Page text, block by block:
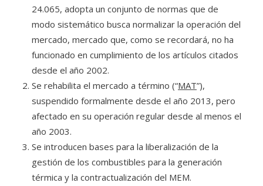
24.065, adopta un conjunto de normas que de
modo sistemático busca normalizar la operación del
mercado, mercado que, como se recordará, no ha
funcionado en cumplimiento de los artículos citados
desde el año 2002.
Se rehabilita el mercado a término (“MAT”),
suspendido formalmente desde el año 2013, pero
afectado en su operación regular desde al menos el
año 2003.
Se introducen bases para la liberalización de la
gestión de los combustibles para la generación
térmica y la contractualización del MEM.